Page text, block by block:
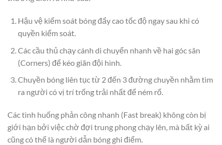
Hậu vệ kiểm soát bóng đẩy cao tốc độ ngay sau khi có
quyền kiểm soát.
Các cầu thủ chạy cánh di chuyển nhanh về hai góc sân
(Corners) để kéo giãn đội hình.
Chuyền bóng liên tục từ 2 đến 3 đường chuyền nhằm tìm
ra người có vị trí trống trải nhất để ném rổ.
Các tình huống phản công nhanh (Fast break) không còn bị
giới hạn bởi việc chờ đợi trung phong chạy lên, mà bất kỳ ai
cũng có thể là người dẫn bóng ghi điểm.